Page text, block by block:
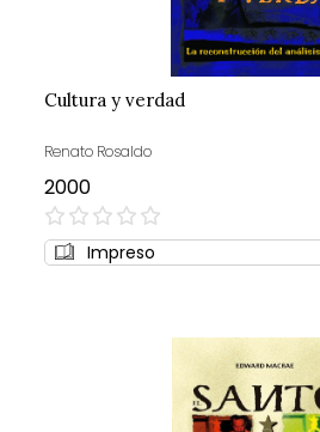
Cultura y verdad
Renato Rosaldo
2000
0%
Impreso